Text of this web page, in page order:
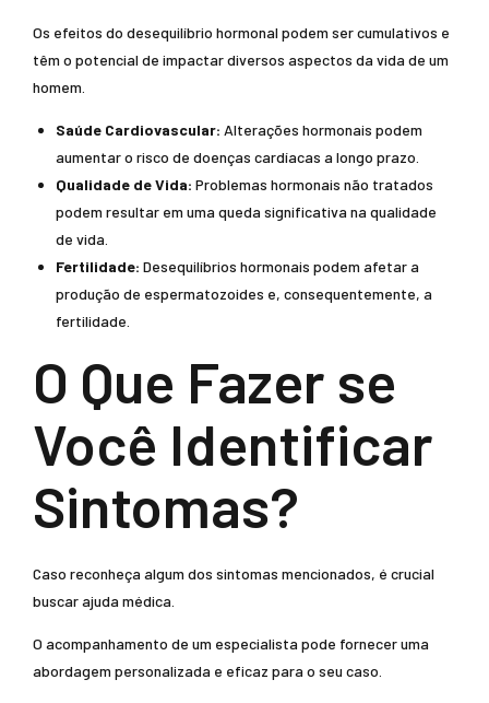
Os efeitos do desequilíbrio hormonal podem ser cumulativos e
têm o potencial de impactar diversos aspectos da vida de um
homem.
Saúde Cardiovascular: Alterações hormonais podem
aumentar o risco de doenças cardíacas a longo prazo.
Qualidade de Vida: Problemas hormonais não tratados
podem resultar em uma queda significativa na qualidade
de vida.
Fertilidade: Desequilíbrios hormonais podem afetar a
produção de espermatozoides e, consequentemente, a
fertilidade.
O Que Fazer se
Você Identificar
Sintomas?
Caso reconheça algum dos sintomas mencionados, é crucial
buscar ajuda médica.
O acompanhamento de um especialista pode fornecer uma
abordagem personalizada e eficaz para o seu caso.